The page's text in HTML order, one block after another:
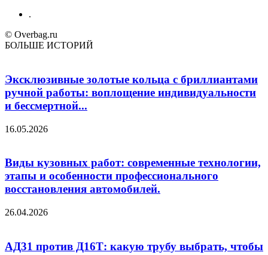
.
© Overbag.ru
БОЛЬШЕ ИСТОРИЙ
Эксклюзивные золотые кольца с бриллиантами
ручной работы: воплощение индивидуальности
и бессмертной...
16.05.2026
Виды кузовных работ: современные технологии,
этапы и особенности профессионального
восстановления автомобилей.
26.04.2026
АД31 против Д16Т: какую трубу выбрать, чтобы